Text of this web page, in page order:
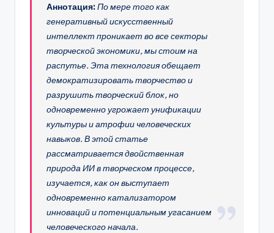
Аннотация:По мере того как
генеративный искусственный
интеллект проникает во все секторы
творческой экономики, мы стоим на
распутье. Эта технология обещает
демократизировать творчество и
разрушить творческий блок, но
одновременно угрожает унификации
культуры и атрофии человеческих
навыков. В этой статье
рассматривается двойственная
природа ИИ в творческом процессе,
изучается, как он выступает
одновременно катализатором
инноваций и потенциальным угасанием
человеческого начала.